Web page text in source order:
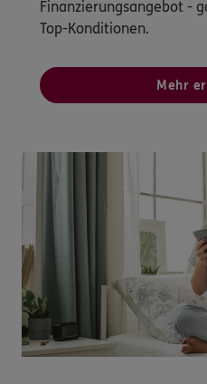
Finanzierungsangebot -
Top-Konditionen.
Mehr